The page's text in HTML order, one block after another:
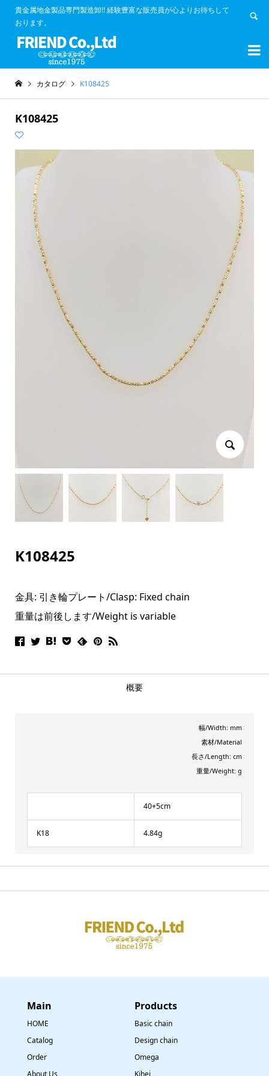
貴金属地金製品専門製造卸!! 経験豊富な販売員が心よりお待ちして
おります。


カタログ K108425
K108425
K108425
金具: 引き輪プレート/Clasp: Fixed chain
重量は前後します/Weight is variable
概要
幅/Width: mm
素材/Material
長さ/Length: cm
重量/Weight: g
40+5cm
K18 4.84g
Main
HOME
Catalog
Order
​Products
Basic chain
Design chain
Omega